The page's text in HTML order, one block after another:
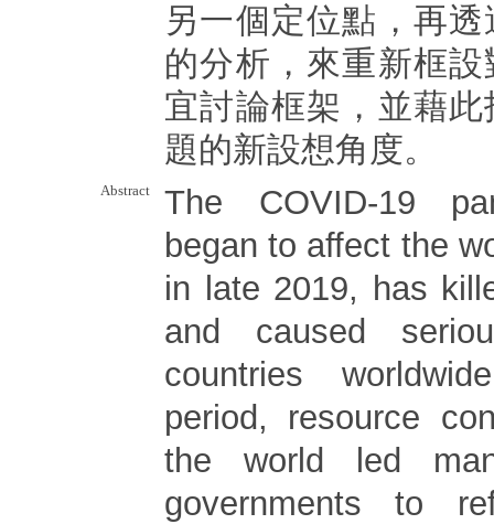
另一個定位點，再
的分析，來重新框
宜討論框架，並藉
題的新設想角度。
Abstract
The COVID-19
began to affect the
in late 2019, has
and caused
countries
period, resource
the world led
governments to